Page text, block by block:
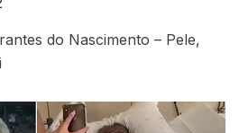
do Nascimento – Pele,